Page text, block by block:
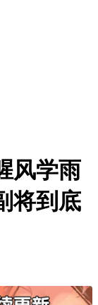
风学雨
将到底